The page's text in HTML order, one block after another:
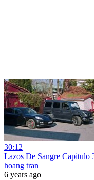
30:12
Lazos De Sangre Capitulo
hoang tran
6 years ago